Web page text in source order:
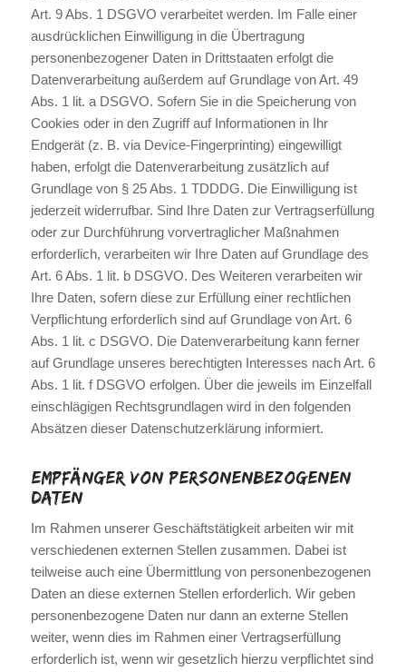
Art. 9 Abs. 1 DSGVO verarbeitet werden. Im Falle einer
ausdrücklichen Einwilligung in die Übertragung
personenbezogener Daten in Drittstaaten erfolgt die
Datenverarbeitung außerdem auf Grundlage von Art. 49
Abs. 1 lit. a DSGVO. Sofern Sie in die Speicherung von
Cookies oder in den Zugriff auf Informationen in Ihr
Endgerät (z. B. via Device-Fingerprinting) eingewilligt
haben, erfolgt die Datenverarbeitung zusätzlich auf
Grundlage von § 25 Abs. 1 TDDDG. Die Einwilligung ist
jederzeit widerrufbar. Sind Ihre Daten zur Vertragserfüllung
oder zur Durchführung vorvertraglicher Maßnahmen
erforderlich, verarbeiten wir Ihre Daten auf Grundlage des
Art. 6 Abs. 1 lit. b DSGVO. Des Weiteren verarbeiten wir
Ihre Daten, sofern diese zur Erfüllung einer rechtlichen
Verpflichtung erforderlich sind auf Grundlage von Art. 6
Abs. 1 lit. c DSGVO. Die Datenverarbeitung kann ferner
auf Grundlage unseres berechtigten Interesses nach Art. 6
Abs. 1 lit. f DSGVO erfolgen. Über die jeweils im Einzelfall
einschlägigen Rechtsgrundlagen wird in den folgenden
Absätzen dieser Datenschutzerklärung informiert.
Empfänger von personenbezogenen
Daten
Im Rahmen unserer Geschäftstätigkeit arbeiten wir mit
verschiedenen externen Stellen zusammen. Dabei ist
teilweise auch eine Übermittlung von personenbezogenen
Daten an diese externen Stellen erforderlich. Wir geben
personenbezogene Daten nur dann an externe Stellen
weiter, wenn dies im Rahmen einer Vertragserfüllung
erforderlich ist, wenn wir gesetzlich hierzu verpflichtet sind